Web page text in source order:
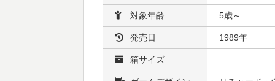
対象年齢 5歳～
発売日 1989年
箱サイズ